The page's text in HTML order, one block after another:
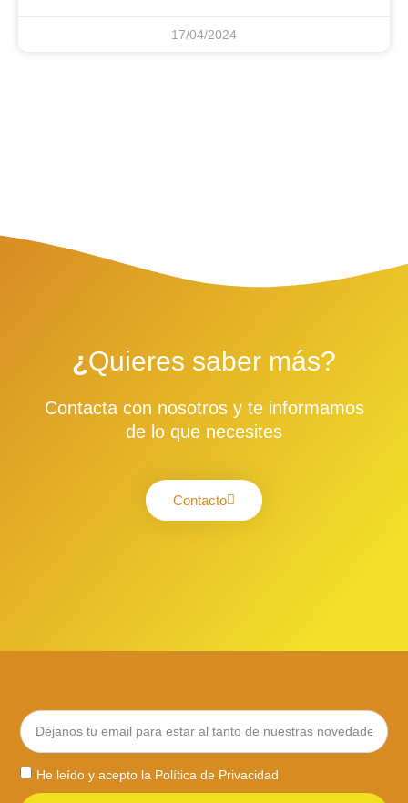
17/04/2024
¿ Quieres saber más?
Contacta con nosotros y te informamos
de lo que necesites
Contacto
He leído y acepto la Política de Privacidad